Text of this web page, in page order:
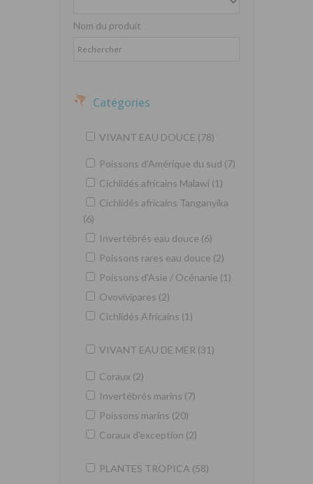
Nom du produit
Catégories
VIVANT EAU DOUCE (78)
Poissons d'Amérique du sud (7)
Cichlidés africains Malawi (1)
Cichlidés africains Tanganyika
(6)
Invertébrés eau douce (6)
Poissons rares eau douce (2)
Poissons d'Asie / Océnanie (1)
Ovovivipares (2)
Cichlidés Africains (1)
VIVANT EAU DE MER (31)
Coraux (2)
Invertébrés marins (7)
Poissons marins (20)
Coraux d'exception (2)
PLANTES TROPICA (58)